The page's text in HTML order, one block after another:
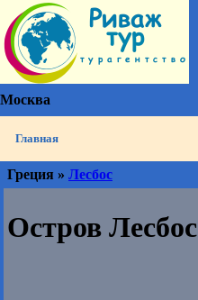
Москва
Главная
Греция » Лесбос
Остров Лесбос